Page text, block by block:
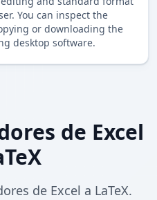
You can inspect the
or downloading the
desktop software.
de Excel
de Excel a LaTeX.